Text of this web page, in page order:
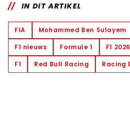
IN DIT ARTIKEL
FIA Mohammed Ben Sulayem
F1 nieuws
Formule 1 F1 2026
F1
Red Bull Racing Racing